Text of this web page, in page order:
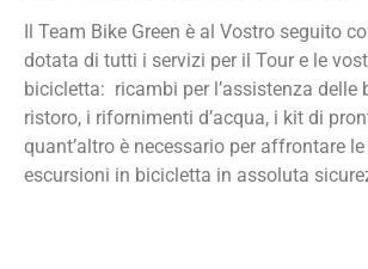
Il Team Bike Green è al Vostro seguito
dotata di tutti i servizi per il Tour e le
bicicletta: ricambi per l’assistenza delle
ristoro, i rifornimenti d’acqua, i kit di
quant’altro è necessario per affrontare
escursioni in bicicletta in assoluta